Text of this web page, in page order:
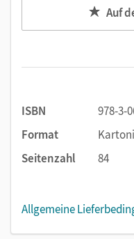
Auf
ISBN
978-3-
Format
Seitenzahl
84
Allgemeine